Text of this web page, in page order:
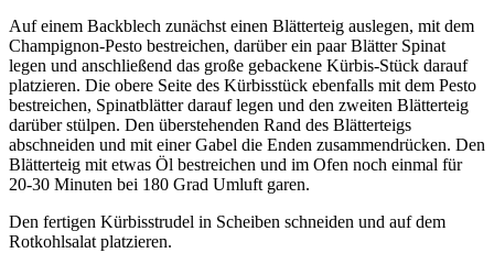
Auf einem Backblech zunächst einen Blätterteig auslegen, mit dem
Champignon-Pesto bestreichen, darüber ein paar Blätter Spinat
legen und anschließend das große gebackene Kürbis-Stück darauf
platzieren. Die obere Seite des Kürbisstück ebenfalls mit dem Pesto
bestreichen, Spinatblätter darauf legen und den zweiten Blätterteig
darüber stülpen. Den überstehenden Rand des Blätterteigs
abschneiden und mit einer Gabel die Enden zusammendrücken. Den
Blätterteig mit etwas Öl bestreichen und im Ofen noch einmal für
20-30 Minuten bei 180 Grad Umluft garen.
Den fertigen Kürbisstrudel in Scheiben schneiden und auf dem
Rotkohlsalat platzieren.